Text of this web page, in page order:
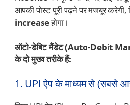
आपकी पोस्ट पूरी पढ़ने पर मजबूर
increaseहोगा।
ऑटो-डेबिट मैंडेट (Auto-Debit
के दो मुख्य तरीके हैं:
1. UPI ऐप के माध्यम से (सबसे